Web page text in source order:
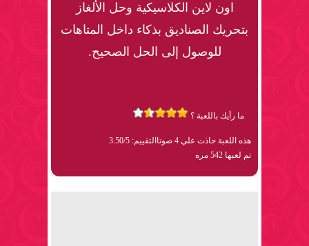
اون لاين الكلاسيكية وحل الألغاز
بتحريك الصناديق بذكاء داخل المتاهات
للوصول إلى الحل الصحيح.
ما رأيك باللعبة ؟
هذه اللعبة حاذت علي 4 صوتا
التقييم: 3.50/5
تم لعبها 542 مره